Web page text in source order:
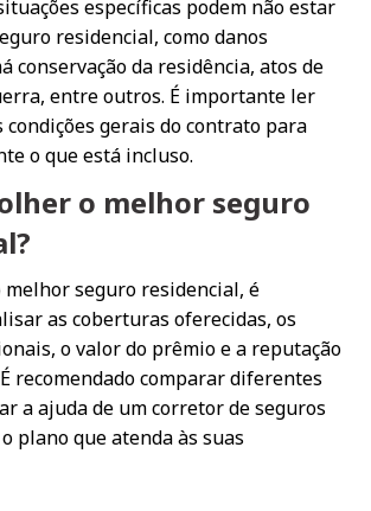
específicas podem não estar
residencial, como danos
conservação da residência, atos de
entre outros. É importante ler
gerais do contrato para
o que está incluso.
o melhor seguro
melhor seguro residencial, é
as coberturas oferecidas, os
o valor do prêmio e a reputação
recomendado comparar diferentes
a ajuda de um corretor de seguros
plano que atenda às suas